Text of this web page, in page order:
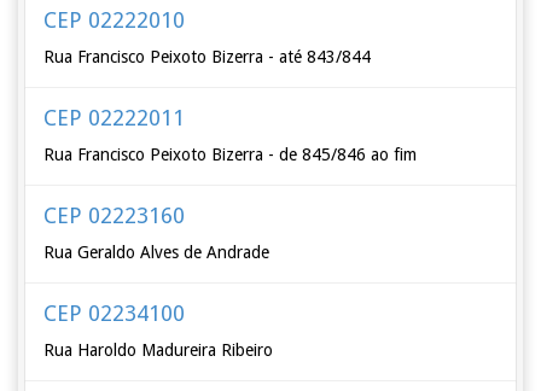
CEP 02222010
Rua Francisco Peixoto Bizerra - até 843/844
CEP 02222011
Rua Francisco Peixoto Bizerra - de 845/846 ao fim
CEP 02223160
Rua Geraldo Alves de Andrade
CEP 02234100
Rua Haroldo Madureira Ribeiro